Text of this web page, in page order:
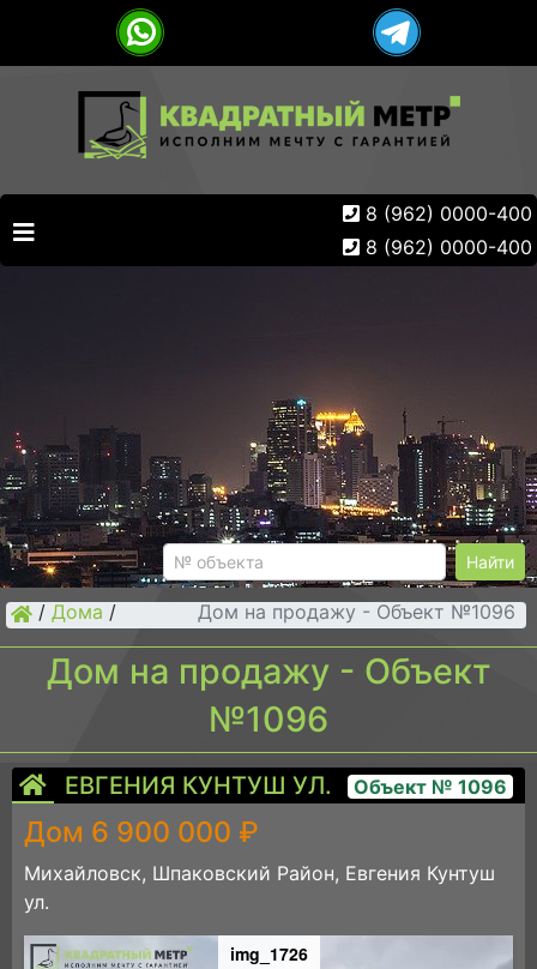
8 (962) 0000-400
8 (962) 0000-400
Найти
/ Дома / Дом на продажу - Объект №1096
Дом на продажу - Объект
№1096
ЕВГЕНИЯ КУНТУШ УЛ. Объект № 1096
Дом 6 900 000 ₽
Михайловск, Шпаковский Район, Евгения Кунтуш
ул.
img_1726